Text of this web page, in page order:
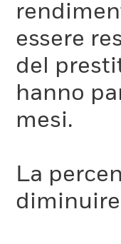
essere
del
hanno
mesi.
La